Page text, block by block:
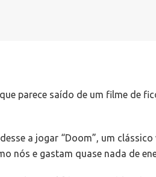
parece saído de um filme de
a jogar “Doom”, um clássico
nós e gastam quase nada de